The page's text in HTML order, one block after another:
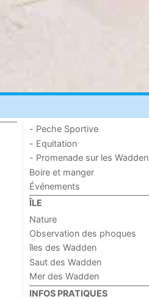
- Peche Sportive
- Equitation
- Promenade sur les Wadden
Boire et manger
Événements
ÎLE
Nature
Observation des phoques
îles des Wadden
Saut des Wadden
Mer des Wadden
INFOS PRATIQUES